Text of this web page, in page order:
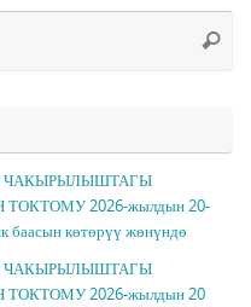
Поиск
ЧАКЫРЫЛЫШТАГЫ
2026-жылдын 20-
баасын көтөрүү жөнүндө
ЧАКЫРЫЛЫШТАГЫ
2026-жылдын 20